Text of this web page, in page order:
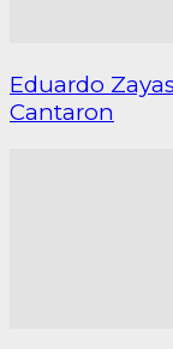
Eduardo
Cantaron